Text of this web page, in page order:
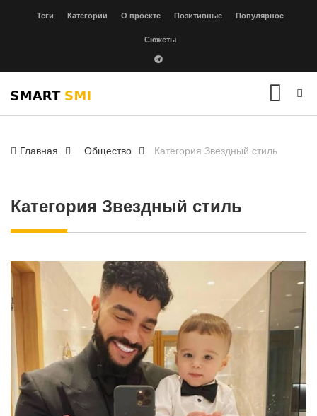
Теги Категории О проекте Позитивные Популярное
Сюжеты
Главная Общество Категория Звездный стиль
Категория Звездный стиль